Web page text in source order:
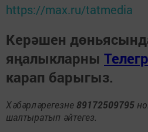
https://max.ru/tatmedia
Керәшен
яңалыкларны
карап барыгыз.
Хәбәрләрегезне 89172509795
шалтыратып әйтегез.